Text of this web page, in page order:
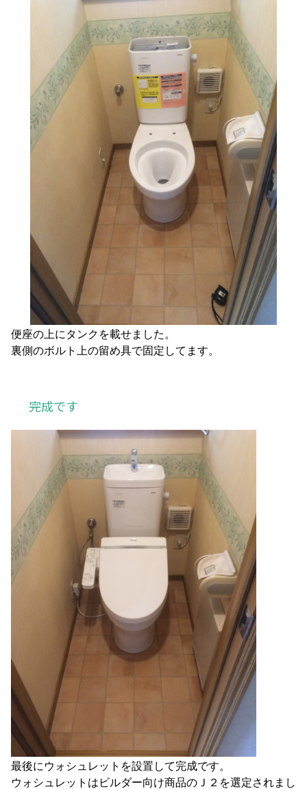
便座の上にタンクを載せました。
裏側のボルト上の留め具で固定してます。
完成です
最後にウォシュレットを設置して完成です。
ウォシュレットはビルダー向け商品のＪ２を選定されまし